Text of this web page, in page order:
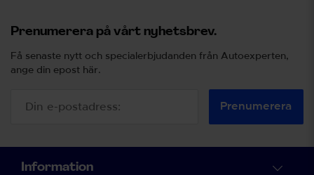
Prenumerera på vårt nyhetsbrev.
Få senaste nytt och specialerbjudanden från Autoexperten,
ange din epost här.
Prenumerera
Information